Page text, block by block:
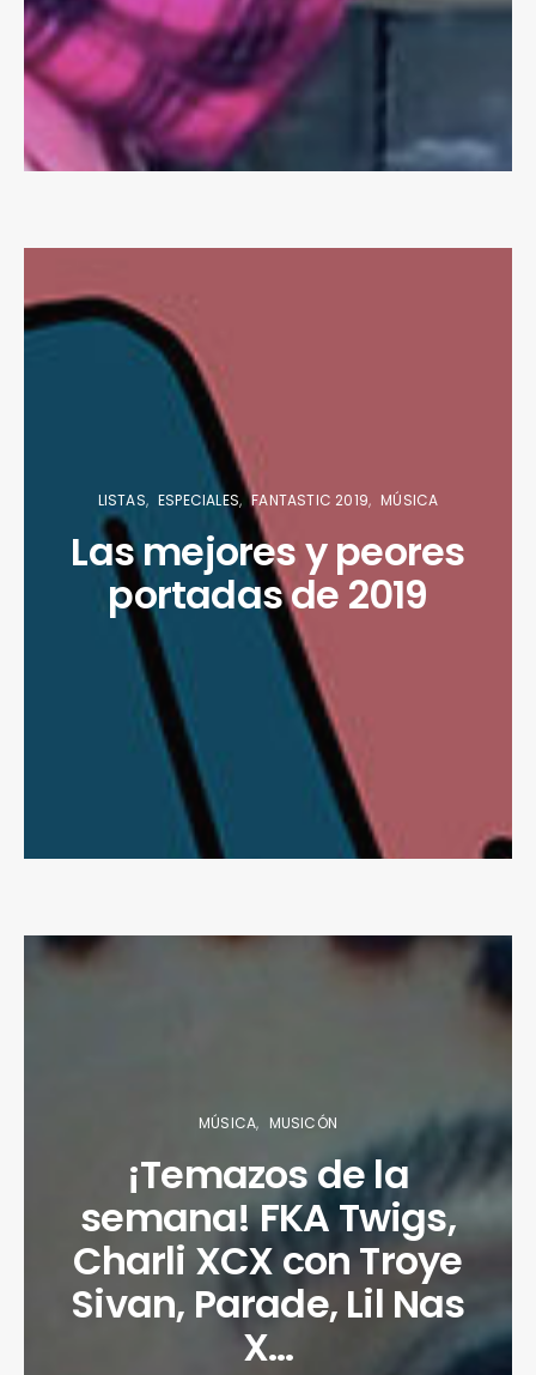
LISTAS ESPECIALES FANTASTIC 2019 MÚSICA
Las mejores y peores
portadas de 2019
MÚSICA MUSICÓN
¡Temazos de la
semana! FKA Twigs,
Charli XCX con Troye
Sivan, Parade, Lil Nas
X…